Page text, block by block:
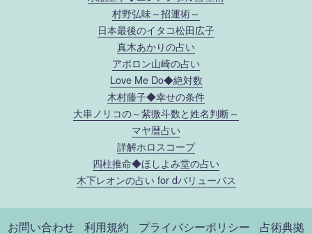
村野弘味～招運術～
日本最後のイタコ松田広子
真木あかりの占い
アポロン山崎の占い
Love Me Do◆絶対数
木村藤子◆幸せの条件
大串ノリコの～紫微斗数と姓名判断～
マヤ暦占い
詳解ホロスコープ
四柱推命◆ほしよみ堂の占い
木下レオンの占い for dバリューパス
お問い合わせ 利用規約 プライバシーポリシー 占術典拠